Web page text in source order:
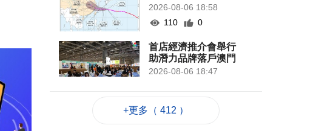
2026-08-06 18:58
110
0
首店經濟推介會舉行
助潛力品牌落戶澳門
2026-08-06 18:47
4街市14攤位競投 逾
+更多（ 412 ）